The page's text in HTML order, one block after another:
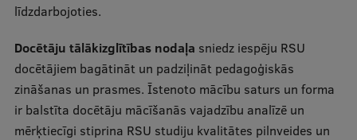
Uzņemšana
Praktiska informācija
Par RSU
līdzdarbojoties.
Docētāju tālākizglītības nodaļa sniedz iespēju RSU
docētājiem bagātināt un padziļināt pedagoģiskās
zināšanas un prasmes. Īstenoto mācību saturs un forma
ir balstīta docētāju mācīšanās vajadzību analīzē un
mērķtiecīgi stiprina RSU studiju kvalitātes pilnveides un